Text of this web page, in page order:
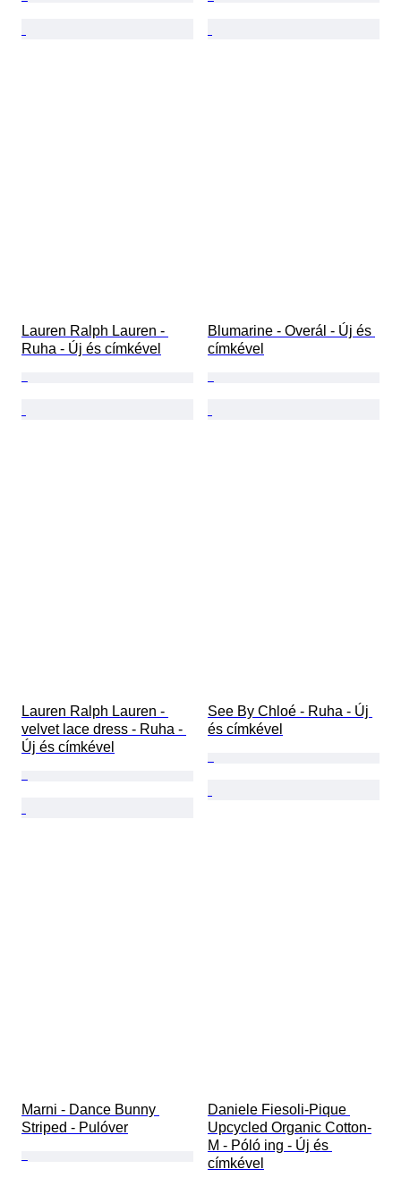
Lauren Ralph Lauren -
Ruha - Új és címkével
Blumarine - Overál - Új és
címkével
Lauren Ralph Lauren -
velvet lace dress - Ruha -
Új és címkével
See By Chloé - Ruha - Új
és címkével
Marni - Dance Bunny
Striped - Pulóver
Daniele Fiesoli-Pique
Upcycled Organic Cotton-
M - Póló ing - Új és
címkével